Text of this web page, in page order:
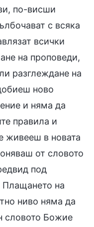
по-висши
с всяка
всички
на проповеди,
разглеждане на
ново
и няма да
правила и
живееш в новата
от словото
под
Плащането на
ниво няма да
словото Божие